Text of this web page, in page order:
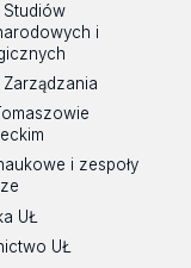
Studiów
i
Zarządzania
i zespoły
UŁ
UŁ